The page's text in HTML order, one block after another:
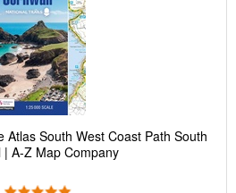
Atlas South West Coast Path South
| A-Z Map Company